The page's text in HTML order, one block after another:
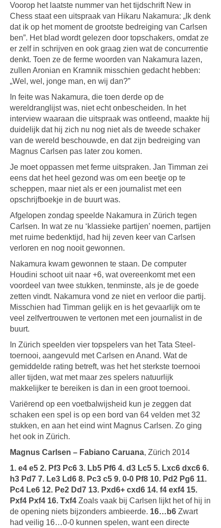
Voorop het laatste nummer van het tijdschrift New in
Chess staat een uitspraak van Hikaru Nakamura: „Ik denk
dat ik op het moment de grootste bedreiging van Carlsen
ben”. Het blad wordt gelezen door topschakers, omdat ze
er zelf in schrijven en ook graag zien wat de concurrentie
denkt. Toen ze de ferme woorden van Nakamura lazen,
zullen Aronian en Kramnik misschien gedacht hebben:
„Wel, wel, jonge man, en wij dan?”
In feite was Nakamura, die toen derde op de
wereldranglijst was, niet echt onbescheiden. In het
interview waaraan die uitspraak was ontleend, maakte hij
duidelijk dat hij zich nu nog niet als de tweede schaker
van de wereld beschouwde, en dat zijn bedreiging van
Magnus Carlsen pas later zou komen.
Je moet oppassen met ferme uitspraken. Jan Timman zei
eens dat het heel gezond was om een beetje op te
scheppen, maar niet als er een journalist met een
opschrijfboekje in de buurt was.
Afgelopen zondag speelde Nakamura in Zürich tegen
Carlsen. In wat ze nu ‘klassieke partijen’ noemen, partijen
met ruime bedenktijd, had hij zeven keer van Carlsen
verloren en nog nooit gewonnen.
Nakamura kwam gewonnen te staan. De computer
Houdini schoot uit naar +6, wat overeenkomt met een
voordeel van twee stukken, tenminste, als je de goede
zetten vindt. Nakamura vond ze niet en verloor die partij.
Misschien had Timman gelijk en is het gevaarlijk om te
veel zelfvertrouwen te vertonen met een journalist in de
buurt.
In Zürich speelden vier topspelers van het Tata Steel-
toernooi, aangevuld met Carlsen en Anand. Wat de
gemiddelde rating betreft, was het het sterkste toernooi
aller tijden, wat met maar zes spelers natuurlijk
makkelijker te bereiken is dan in een groot toernooi.
Variërend op een voetbalwijsheid kun je zeggen dat
schaken een spel is op een bord van 64 velden met 32
stukken, en aan het eind wint Magnus Carlsen. Zo ging
het ook in Zürich.
Magnus Carlsen – Fabiano Caruana, Zürich 2014
1. e4 e5 2. Pf3 Pc6 3. Lb5 Pf6 4. d3 Lc5 5. Lxc6 dxc6 6.
h3 Pd7 7. Le3 Ld6 8. Pc3 c5 9. 0-0 Pf8 10. Pd2 Pg6 11.
Pc4 Le6 12. Pe2 Dd7 13. Pxd6+ cxd6 14. f4 exf4 15.
Pxf4 Pxf4 16. Txf4 Zoals vaak bij Carlsen lijkt het of hij in
de opening niets bijzonders ambieerde. 16…b6 Zwart
had veilig 16…0-0 kunnen spelen, want een directe